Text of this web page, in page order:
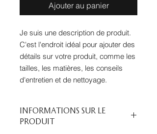
Ajouter au panier
Je suis une description de produit.
C'est l'endroit idéal pour ajouter des
détails sur votre produit, comme les
tailles, les matières, les conseils
d'entretien et de nettoyage.
INFORMATIONS SUR LE
PRODUIT